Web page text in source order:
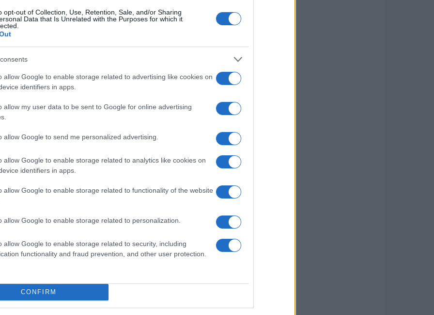
opt-out of Collection, Use, Retention, Sale, and/or Sharing
Data that Is Unrelated with the Purposes for which it
allow Google to enable storage related to advertising like cookies on
identifiers in apps.
allow my user data to be sent to Google for online advertising
allow Google to send me personalized advertising.
allow Google to enable storage related to analytics like cookies on
identifiers in apps.
allow Google to enable storage related to functionality of the website
allow Google to enable storage related to personalization.
allow Google to enable storage related to security, including
functionality and fraud prevention, and other user protection.
CONFIRM
la piadina ha evoluto la sua preparazione
essenza. Chi di voi ha mai assaggiato una
il suo
e nutriente, ha nutrito per generazioni i
ha conquistato anche le tavole dei
della cucina locale. Oggi, la piadina è
oltre, grazie alla sua versatilità e al suo
quali varianti potresti trovare in giro?
mondo da scoprire
varianti che arricchiscono l’offerta
farciture possono variare da formaggi freschi
ogni morso un’esperienza unica. Hai mai
tripudio di sapori!